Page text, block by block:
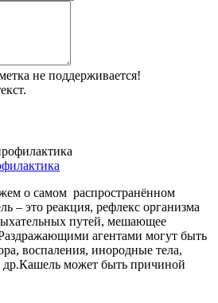
не поддерживается!
о самом распространённом
– это реакция, рефлекс организма
путей, мешающее
агентами могут быть
воспаления, инородные тела,
может быть причиной